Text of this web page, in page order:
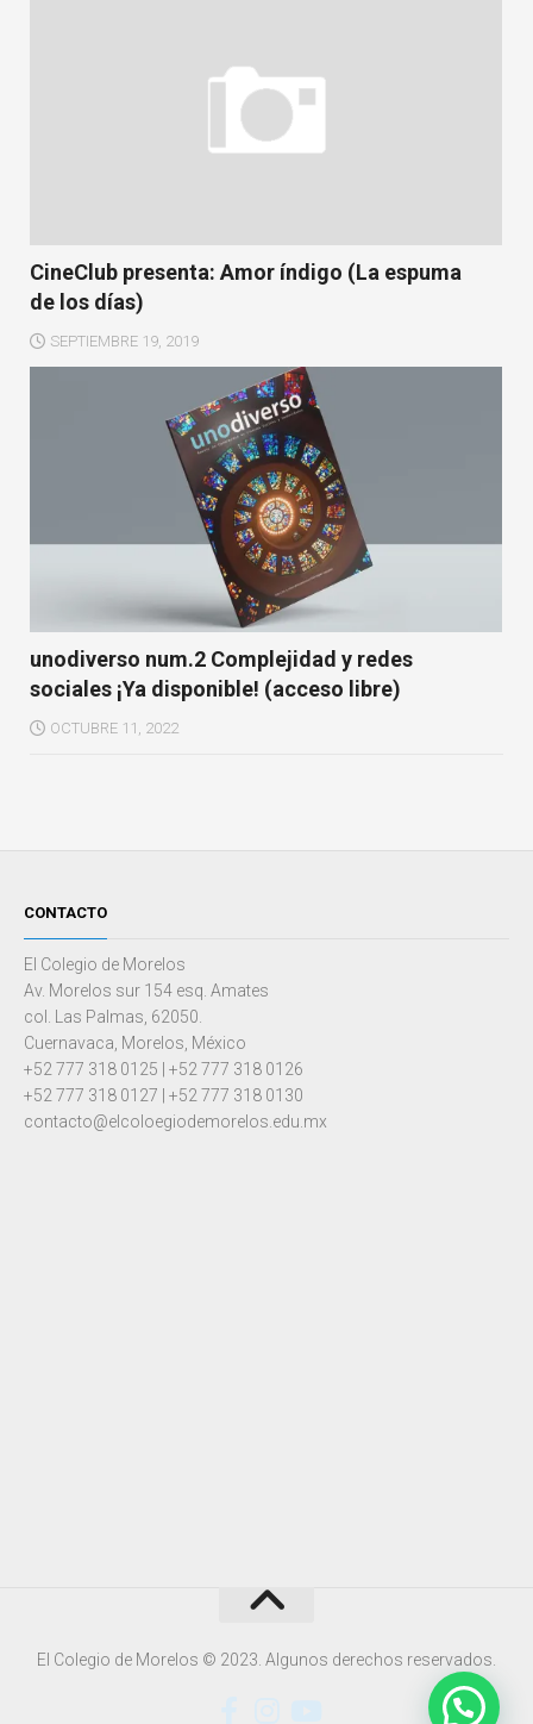
CineClub presenta: Amor índigo (La espuma
de los días)
SEPTIEMBRE 19, 2019
unodiverso num.2 Complejidad y redes
sociales ¡Ya disponible! (acceso libre)
OCTUBRE 11, 2022
CONTACTO
El Colegio de Morelos
Av. Morelos sur 154 esq. Amates
col. Las Palmas, 62050.
Cuernavaca, Morelos, México
+52 777 318 0125 | +52 777 318 0126
+52 777 318 0127 | +52 777 318 0130
contacto@elcoloegiodemorelos.edu.mx
El Colegio de Morelos © 2023. Algunos derechos reservados.